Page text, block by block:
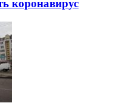
коронавирус